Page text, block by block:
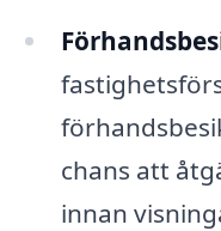
chans att
innan